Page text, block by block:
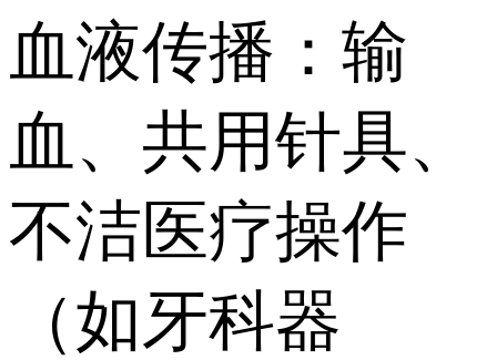
血液传播：输
血、共用针具、
不洁医疗操作
（如牙科器